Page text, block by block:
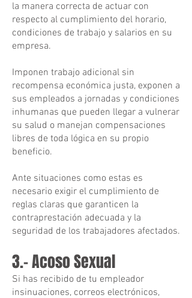
la manera correcta de actuar con
respecto al cumplimiento del horario,
condiciones de trabajo y salarios en su
empresa.
Imponen trabajo adicional sin
recompensa económica justa, exponen a
sus empleados a jornadas y condiciones
inhumanas que pueden llegar a vulnerar
su salud o manejan compensaciones
libres de toda lógica en su propio
beneficio.
Ante situaciones como estas es
necesario exigir el cumplimiento de
reglas claras que garanticen la
contraprestación adecuada y la
seguridad de los trabajadores afectados.
3.- Acoso Sexual
Si has recibido de tu empleador
insinuaciones, correos electrónicos,